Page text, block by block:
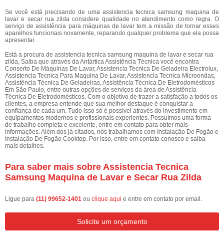
Se você está precisando de uma assistencia tecnica samsung maquina de
lavar e secar rua zilda considere qualidade no atendimento como regra. O
serviço de assistência para máquinas de lavar tem a missão de tornar esses
aparelhos funcionais novamente, reparando qualquer problema que ela possa
apresentar.
Está a procura de assistencia tecnica samsung maquina de lavar e secar rua
zilda, Saiba que através da Antártica Assistência Técnica você encontra
Conserto De Máquinas De Lavar, Assistencia Tecnica De Geladeira Electrolux,
Assistencia Tecnica Para Maquina De Lavar, Assistencia Tecnica Microondas,
Assistência Técnica De Geladeiras, Assistência Técnica De Eletrodomésticos
Em São Paulo, entre outras opções de serviços da área de Assistência
Técnica De Eletrodomésticos. Com o objetivo de trazer a satisfação a todos os
clientes, a empresa entende que sua melhor destaque é conquistar a
confiança de cada um. Tudo isso só é possível através do investimento em
equipamentos modernos e profissionais experientes. Possuímos uma forma
de trabalho completa e excelente, entre em contato para obter mais
informações. Além dos já citados, nós trabalhamos com Instalação De Fogão e
Instalação De Fogão Cooktop. Por isso, entre em contato conosco e saiba
mais detalhes.
Para saber mais sobre Assistencia Tecnica
Samsung Maquina de Lavar e Secar Rua Zilda
Ligue para (11) 99652-1401 ou clique aqui e entre em contato por email.
Solicite um orçamento